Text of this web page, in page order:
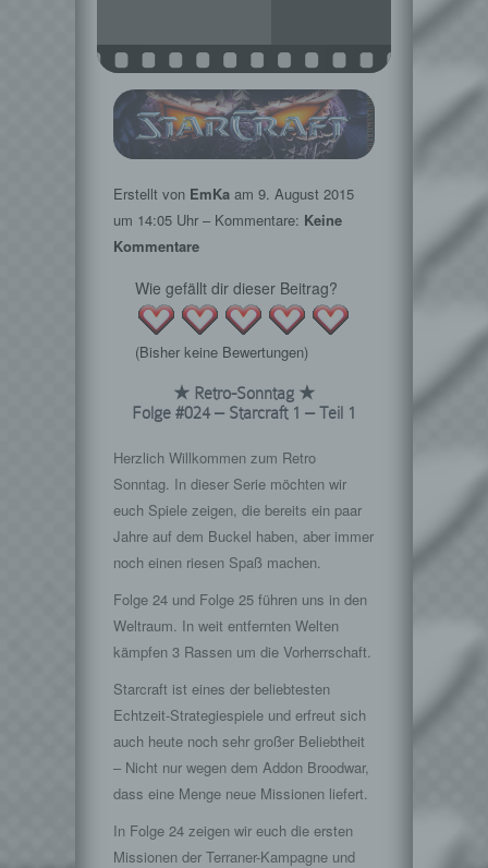
Erstellt von EmKa am 9. August 2015
um 14:05 Uhr – Kommentare: Keine
Kommentare
Wie gefällt dir dieser Beitrag?
(Bisher keine Bewertungen)
★ Retro-Sonntag ★
Folge #024 – Starcraft 1 – Teil 1
Herzlich Willkommen zum Retro
Sonntag. In dieser Serie möchten wir
euch Spiele zeigen, die bereits ein paar
Jahre auf dem Buckel haben, aber immer
noch einen riesen Spaß machen.
Folge 24 und Folge 25 führen uns in den
Weltraum. In weit entfernten Welten
kämpfen 3 Rassen um die Vorherrschaft.
Starcraft ist eines der beliebtesten
Echtzeit-Strategiespiele und erfreut sich
auch heute noch sehr großer Beliebtheit
– Nicht nur wegen dem Addon Broodwar,
dass eine Menge neue Missionen liefert.
In Folge 24 zeigen wir euch die ersten
Missionen der Terraner-Kampagne und